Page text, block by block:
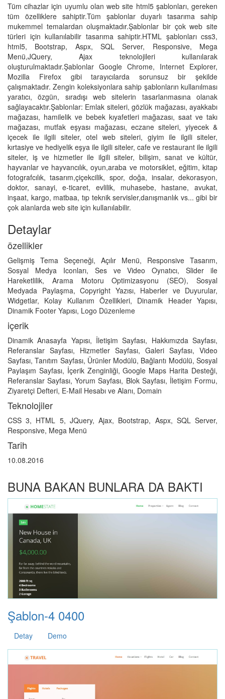
Tüm cihazlar için uyumlu olan web site html5 şablonları, gereken
tüm özelliklere sahiptir.Tüm şablonlar duyarlı tasarıma sahip
mukemmel temalardan oluşmaktadır.Şablonlar bir çok web site
türleri için kullanılabilir tasarıma sahiptir.HTML şablonları css3,
html5, Bootstrap, Aspx, SQL Server, Responsive, Mega
Menü,JQuery, Ajax teknolojileri kullanılarak
oluşturulmaktadır.Şablonlar Google Chrome, Internet Explorer,
Mozilla Firefox gibi tarayıcılarda sorunsuz bir şekilde
çalışmaktadır. Zengin koleksiyonlara sahip şablonların kullanılması
yaratıcı, özgün, sıradışı web sitelerin tasarlanmasına olanak
sağlayacaktır.Şablonlar: Emlak siteleri, gözlük mağazası, ayakkabı
mağazası, hamilelik ve bebek kıyafetleri mağazası, saat ve takı
mağazası, mutfak eşyası mağazası, eczane siteleri, yiyecek &
içecek ile ilgili siteler, otel web siteleri, giyim ile ilgili siteler,
kırtasiye ve hediyelik eşya ile ilgili siteler, cafe ve restaurant ile ilgili
siteler, iş ve hizmetler ile ilgili siteler, bilişim, sanat ve kültür,
hayvanlar ve hayvancılık, oyun,araba ve motorsiklet, eğitim, kitap
fotografcılık, tasarım,çiçekcilik, spor, doğa, insalar, dekorasyon,
doktor, sanayi, e-ticaret, evlilik, muhasebe, hastane, avukat,
inşaat, kargo, matbaa, tıp teknik servisler,danışmanlık vs... gibi bir
çok alanlarda web site için kullanılabilir.
Detaylar
özellikler
Gelişmiş Tema Seçeneği, Açılır Menü, Responsive Tasarım,
Sosyal Medya Iconları, Ses ve Video Oynatıcı, Slider ile
Hareketlilik, Arama Motoru Optimizasyonu (SEO), Sosyal
Medyada Paylaşma, Copyright Yazısı, Haberler ve Duyurular,
Widgetlar, Kolay Kullanım Özellikleri, Dinamik Header Yapısı,
Dinamik Footer Yapısı, Logo Düzenleme
içerik
Dinamik Anasayfa Yapısı, İletişim Sayfası, Hakkımızda Sayfası,
Referanslar Sayfası, Hizmetler Sayfası, Galeri Sayfası, Video
Sayfası, Tanıtım Sayfası, Ürünler Modülü, Bağlantı Modülü, Sosyal
Paylaşım Sayfası, İçerik Zenginliği, Google Maps Harita Desteği,
Referanslar Sayfası, Yorum Sayfası, Blok Sayfası, İletişim Formu,
Ziyaretçi Defteri, E-Mail Hesabı ve Alanı, Domain
Teknolojiler
CSS 3, HTML 5, JQuery, Ajax, Bootstrap, Aspx, SQL Server,
Responsive, Mega Menü
Tarih
10.08.2016
BUNA BAKAN BUNLARA DA BAKTI
Şablon-4 0400
Detay Demo